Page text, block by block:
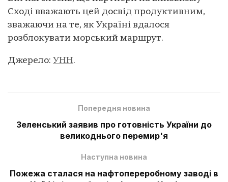
Сході вважають цей досвід продуктивним,
зважаючи на те, як Україні вдалося
розблокувати морський маршрут.
Джерело: УНН.
Попередня новина
Зеленський заявив про готовність України до
великоднього перемир'я
Наступна новина
Пожежа сталася на нафтопереробному заводі в